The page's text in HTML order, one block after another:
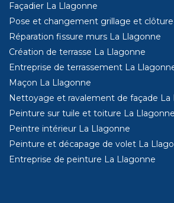
Façadier La Llagonne
Pose et changement grillage et
Réparation fissure murs La Llagonne
Création de terrasse La Llagonne
Entreprise de terrassement La
Maçon La Llagonne
Nettoyage et ravalement de façade La
Peinture sur tuile et toiture La Llagonne
Peintre intérieur La Llagonne
Peinture et décapage de volet La
Entreprise de peinture La Llagonne